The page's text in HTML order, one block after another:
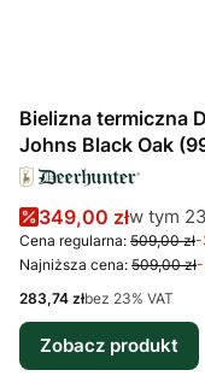
Bielizna termiczna
Johns Black Oak
Cena
349,00 złw tym
w tym
Cena regularna: 509,00 zł-
Najniższa cena: 509,00 zł-
Cena netto
283,74 złbez 23% VAT
Zobacz produkt